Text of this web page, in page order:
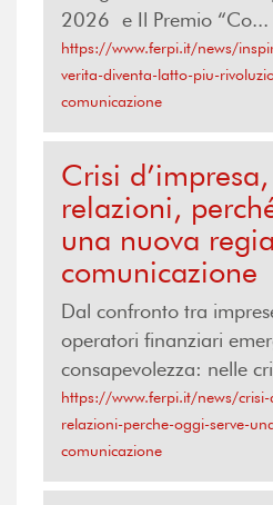
2026 e Il Premio “Co...
https://www.ferpi.it/news/
verita-diventa-latto-piu-
comunicazione
Crisi
relazioni,
una nuova
comunicazione
Dal confronto tra
operatori finanziari
consapevolezza: nelle
https://www.ferpi.it/news/
relazioni-perche-oggi-serve-
comunicazione